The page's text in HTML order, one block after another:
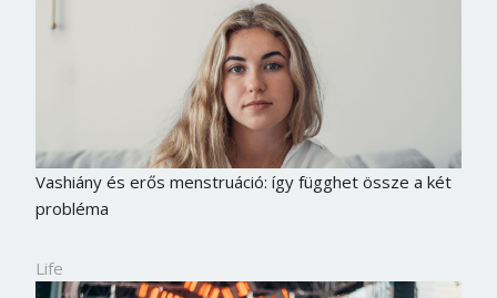
Vashiány és erős menstruáció: így függhet össze a két
probléma
Life